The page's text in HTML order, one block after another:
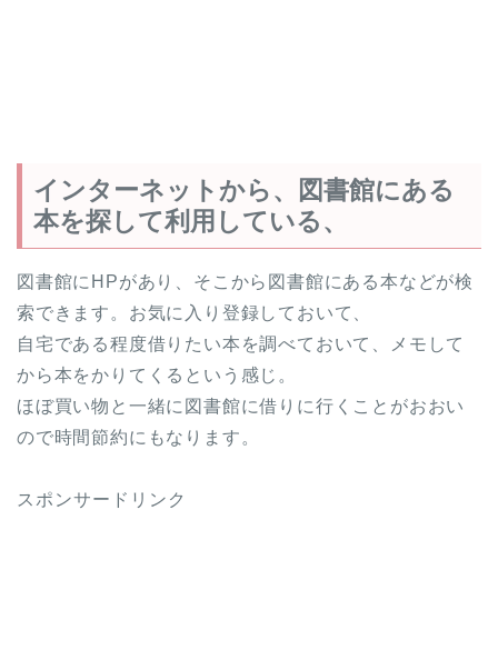
インターネットから、図書館にある
本を探して利用している、
図書館にHPがあり、そこから図書館にある本などが検
索できます。お気に入り登録しておいて、
自宅である程度借りたい本を調べておいて、メモして
から本をかりてくるという感じ。
ほぼ買い物と一緒に図書館に借りに行くことがおおい
ので時間節約にもなります。
スポンサードリンク